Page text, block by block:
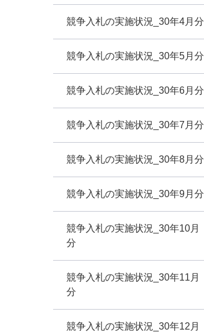
競争入札の実施状況_30年4月分
競争入札の実施状況_30年5月分
競争入札の実施状況_30年6月分
競争入札の実施状況_30年7月分
競争入札の実施状況_30年8月分
競争入札の実施状況_30年9月分
競争入札の実施状況_30年10月
分
競争入札の実施状況_30年11月
分
競争入札の実施状況_30年12月